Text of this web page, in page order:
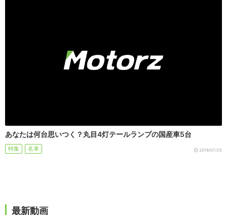
あなたは何台思いつく？丸目4灯テールランプの国産車5台
特集 名車 2019/07/25
最新動画